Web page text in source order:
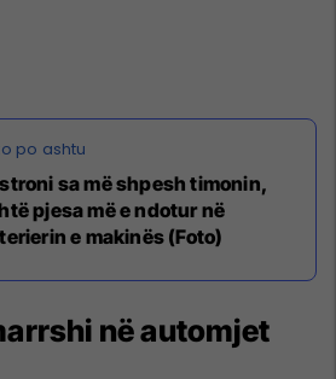
sa më shpesh timonin,
pjesa më e ndotur në
e makinës (Foto)
në automjet